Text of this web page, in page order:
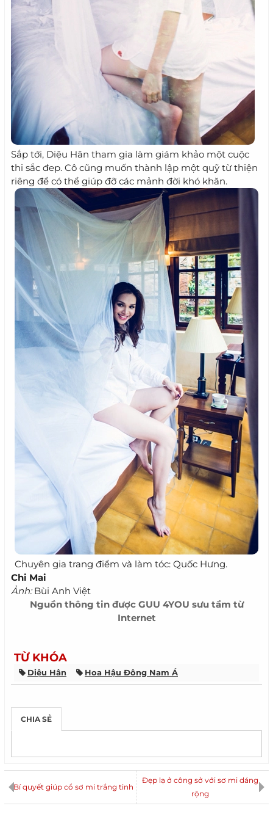
Sắp tới, Diệu Hân tham gia làm giám khảo một cuộc
thi sắc đep. Cô cũng muốn thành lập một quỹ từ thiện
riêng để có thể giúp đỡ các mảnh đời khó khăn.
Chuyên gia trang điểm và làm tóc: Quốc Hưng.
Chi Mai
Ảnh:Bùi Anh Việt
Nguồn thông tin được GUU 4YOU sưu tầm từ
Internet
TỪ KHÓA
Diệu Hân Hoa Hậu Đông Nam Á
CHIA SẺ
Bí quyết giúp cổ sơ mi trắng tinh
Đẹp lạ ở công sở với sơ mi dáng
rộng